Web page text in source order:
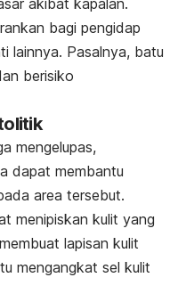
akibat kapalan.
bagi pengidap
lainnya. Pasalnya, batu
berisiko
mengelupas,
dapat membantu
area tersebut.
menipiskan kulit yang
lapisan kulit
mengangkat sel kulit